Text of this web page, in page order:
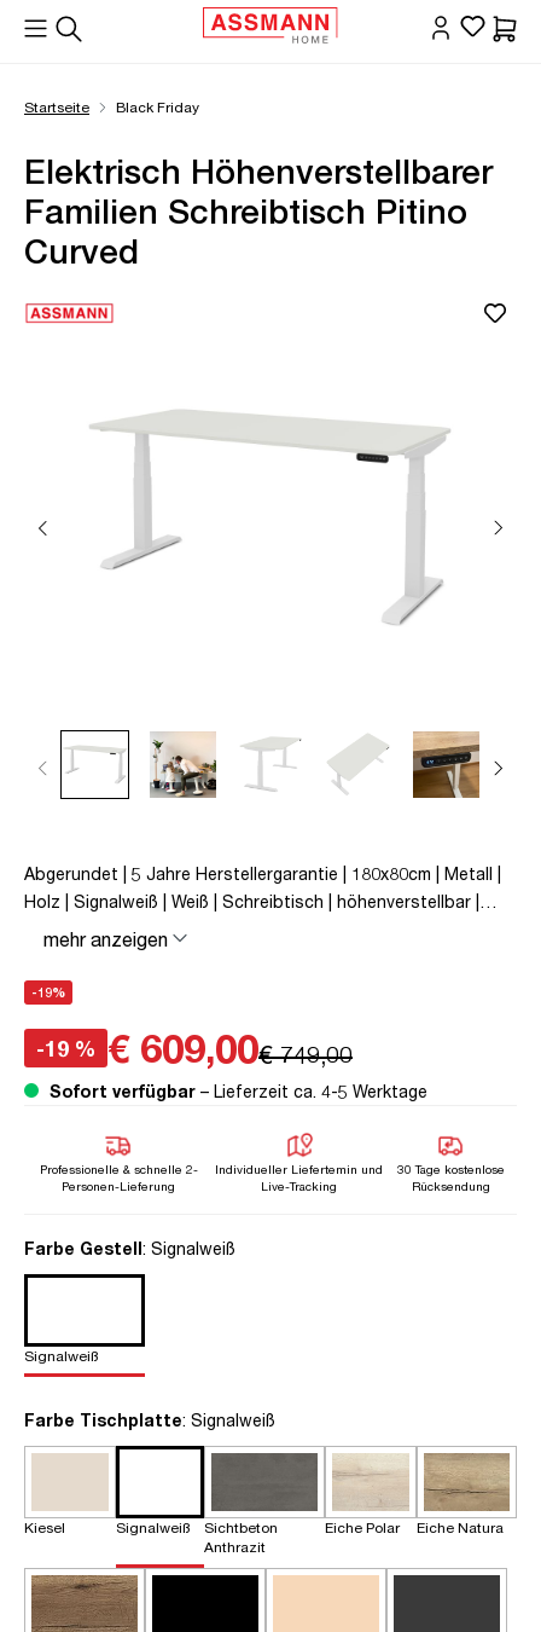
springen
Startseite Black Friday
Elektrisch Höhenverstellbarer
Familien Schreibtisch Pitino
Curved
Abgerundet | 5 Jahre Herstellergarantie | 180x80cm | Metall |
Holz | Signalweiß | Weiß | Schreibtisch | höhenverstellbar |
unmontiert | Pitino Curved | bis zu 50 kg | Signalweiß | TÜV©
geprüfte Ergonomie | TÜV© mobiles Arbeiten | Kollisions-
Schutz | Elektrisch höhenverstellbar | Familiengerecht |
mehr anzeigen
-19%
-19 % € 609,00€ 749,00
Sofort verfügbar – Lieferzeit ca. 4-5 Werktage
Professionelle & schnelle 2-
Personen-Lieferung
Individueller Liefertemin und
Live-Tracking
30 Tage kostenlose
Rücksendung
Farbe Gestellauswählen
: Signalweiß
Signalweiß
Farbe Tischplatteauswählen
: Signalweiß
Kiesel Signalweiß
Sichtbeton
Anthrazit
Eiche Polar Eiche Natura